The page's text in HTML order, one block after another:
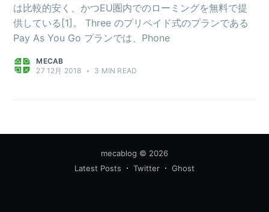
は比較的安く、かつEU圏内でのローミングを無料で提
供している[1]。 Three のプリペイド式のプランである
Pay As You Go プランでは、Phone
MECAB
27 12月 2018 • 3 MIN READ
mecablog © 2026
Latest Posts
Twitter Ghost